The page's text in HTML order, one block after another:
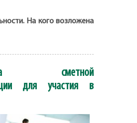
На кого возложена
сметной
для участия в